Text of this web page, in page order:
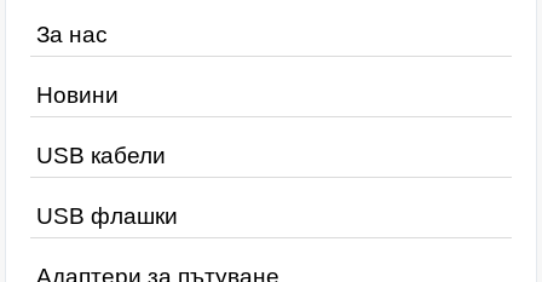
За нас
Новини
USB кабели
USB флашки
Адаптери за пътуване